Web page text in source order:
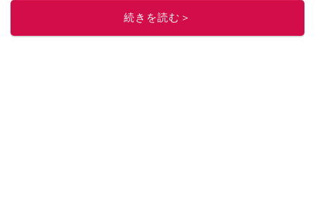
ニュースでフォロー
続きを読む＞